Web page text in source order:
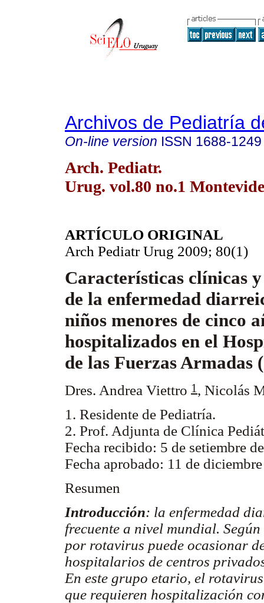
Archivos de Pediatría
On-line version ISSN 1688-1249
Arch. Pediatr.
Urug. vol.80 no.1
ARTÍCULO ORIGINAL
Arch Pediatr Urug 2009; 80(1)
Características clínicas
de la enfermedad
niños menores de cinco
hospitalizados en el
de las Fuerzas Armadas
Dres. Andrea Viettro 1 , Nicolás
1. Residente de Pediatría.
2. Prof. Adjunta de Clínica
Fecha recibido: 5 de setiembre
Fecha aprobado: 11 de
Resumen
Introducción: la enfermedad
frecuente a nivel mundial.
por rotavirus puede ocasionar
hospitalarios de centros
En este grupo etario, el
que requieren hospitalización